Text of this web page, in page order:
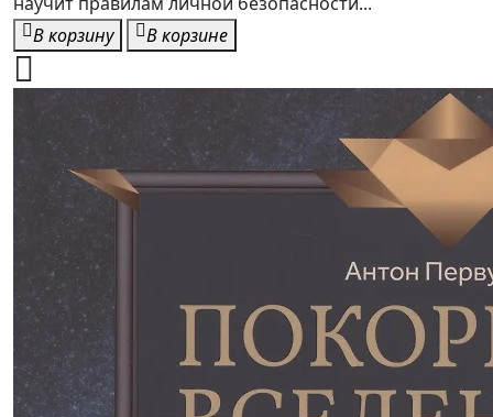
В корзину
В корзине